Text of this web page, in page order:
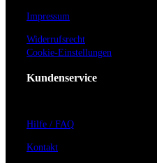
Impressum
Widerrufsrecht
Cookie-Einstellungen
Kundenservice
Hilfe / FAQ
Kontakt